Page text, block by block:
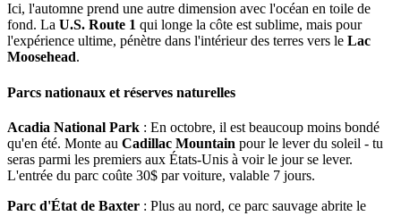
Ici, l'automne prend une autre dimension avec l'océan en toile de
fond. La U.S. Route 1 qui longe la côte est sublime, mais pour
l'expérience ultime, pénètre dans l'intérieur des terres vers le Lac
Moosehead.
Parcs nationaux et réserves naturelles
Acadia National Park : En octobre, il est beaucoup moins bondé
qu'en été. Monte au Cadillac Mountain pour le lever du soleil - tu
seras parmi les premiers aux États-Unis à voir le jour se lever.
L'entrée du parc coûte 30$ par voiture, valable 7 jours.
Parc d'État de Baxter : Plus au nord, ce parc sauvage abrite le